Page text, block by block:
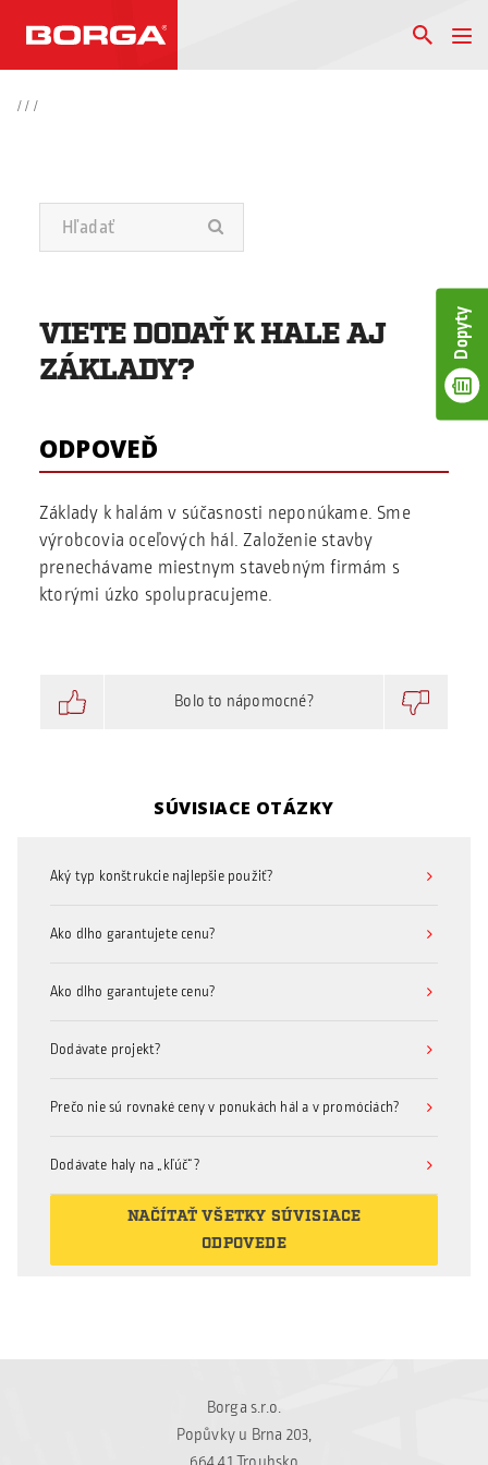
Dopyty
// /
VIETE DODAŤ K HALE AJ
ZÁKLADY?
ODPOVEĎ
Základy k halám v súčasnosti neponúkame. Sme
výrobcovia oceľových hál. Založenie stavby
prenechávame miestnym stavebným firmám s
ktorými úzko spolupracujeme.
Bolo to nápomocné?
SÚVISIACE OTÁZKY
Aký typ konštrukcie najlepšie použiť?
Ako dlho garantujete cenu?
Ako dlho garantujete cenu?
Dodávate projekt?
Prečo nie sú rovnaké ceny v ponukách hál a v promóciách?
Dodávate haly na „kľúč“?
NAČÍTAŤ VŠETKY SÚVISIACE
ODPOVEDE
Borga s.r.o.
Popůvky u Brna 203,